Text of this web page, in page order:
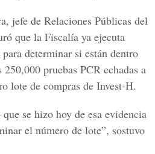
jefe de Relaciones Públicas del
que la Fiscalía ya ejecuta
determinar si están dentro
pruebas PCR echadas a
lote de compras de Invest-H.
se hizo hoy de esa evidencia
el número de lote”, sostuvo